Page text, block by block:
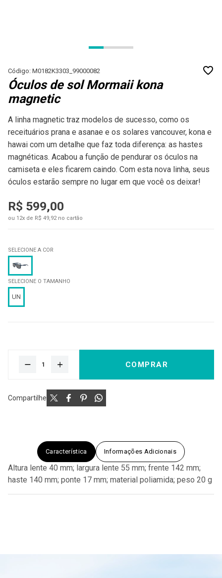
Código: M0182K3303_99000082
Óculos de sol Mormaii kona
magnetic
A linha magnetic traz modelos de sucesso, como os
receituários prana e asanae e os solares vancouver, kona e
hawai com um detalhe que faz toda diferença: as hastes
magnéticas. Acabou a função de pendurar os óculos na
camiseta e eles ficarem caindo. Com esta nova linha, seus
óculos estarão sempre no lugar em que você os deixar!
R$ 599,00
ou 12x de R$ 49,92 no cartão
SELECIONE O TAMANHO
UN
SELECIONE A COR
COMPRAR
Compartilhe
Característica Informações Adicionais
Altura lente 40 mm; largura lente 55 mm; frente 142 mm;
haste 140 mm; ponte 17 mm; material poliamida; peso 20 g